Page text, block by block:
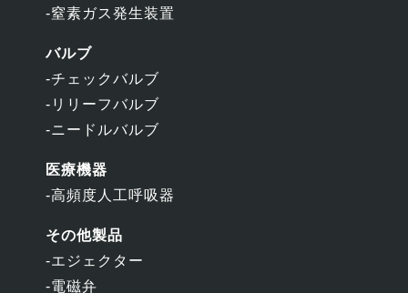
窒素ガス発生装置
バルブ
チェックバルブ
リリーフバルブ
ニードルバルブ
医療機器
高頻度人工呼吸器
その他製品
エジェクター
電磁弁